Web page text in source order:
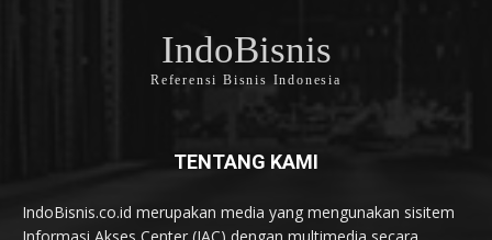
IndoBisnis
Referensi Bisnis Indonesia
TENTANG KAMI
IndoBisnis.co.id merupakan media yang mengunakan sisitem